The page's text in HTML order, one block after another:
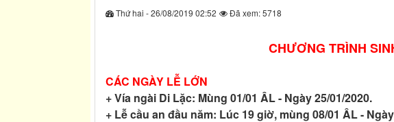
Thứ hai - 26/08/2019 02:52 Đã xem: 5718
CHƯƠNG TRÌNH
CÁC NGÀY LỄ LỚN
+ Vía ngài Di Lặc: Mùng 01/01 ÂL - Ngày 25/01/2020.
+ Lễ cầu an đầu năm: Lúc 19 giờ, mùng 08/01 ÂL -